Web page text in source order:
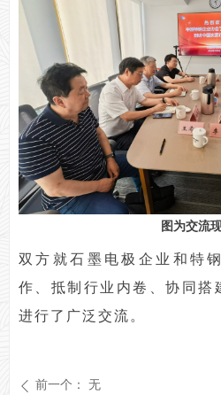
图为交流
双方就石墨电极企业和特
作、抵制行业内卷、协同搭
进行了广泛交流。
ꄴ 前一个： 无